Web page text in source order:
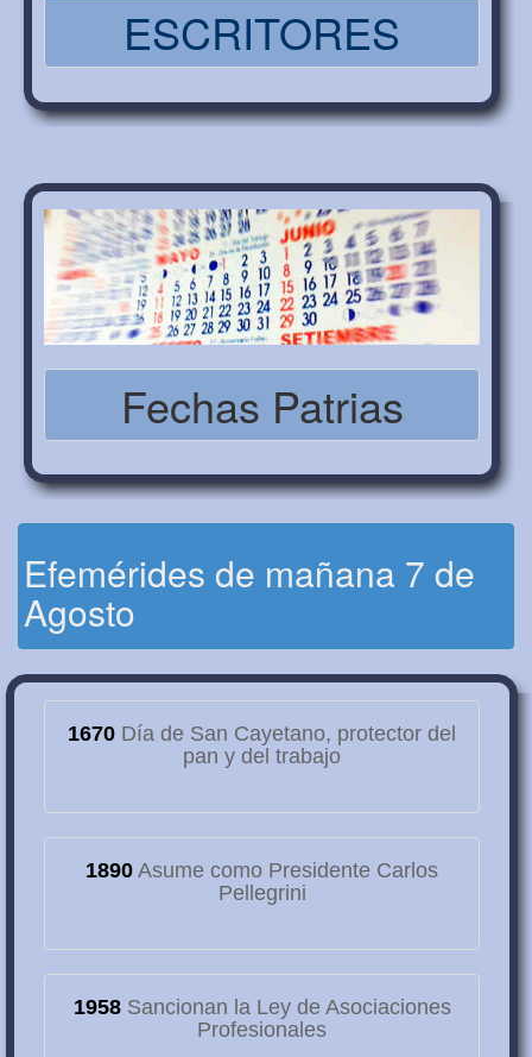
ESCRITORES
Fechas Patrias
Efemérides de mañana 7 de
Agosto
1670 Día de San Cayetano, protector del
pan y del trabajo
1890 Asume como Presidente Carlos
Pellegrini
1958Sancionan la Ley de Asociaciones
Profesionales